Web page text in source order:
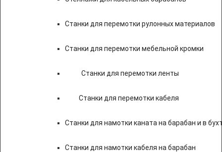
Станки для перемотки рулонных материалов
Станки для перемотки мебельной кромки
Станки для перемотки ленты
Станки для перемотки кабеля
Станки для намотки каната на барабан и в
Станки для намотки кабеля на барабан